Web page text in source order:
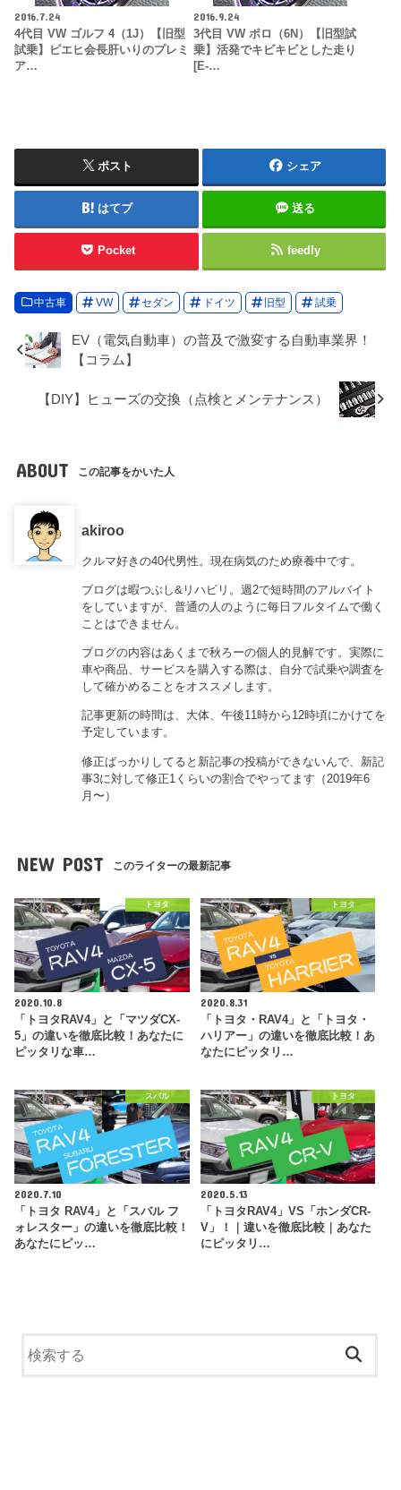
2016.7.24
4代目 VW ゴルフ 4（1J）【旧型
試乗】ピエヒ会長肝いりのプレミ
ア…
2016.9.24
3代目 VW ポロ（6N）【旧型試
乗】活発でキビキビとした走り
[E-…
ポスト シェア
はてブ 送る
Pocket feedly
中古車 VW セダン ドイツ 旧型 試乗
EV（電気自動車）の普及で激変する自動車業界！
【コラム】
【DIY】ヒューズの交換（点検とメンテナンス）
ABOUT この記事をかいた人
akiroo
クルマ好きの40代男性。現在病気のため療養中です。
ブログは暇つぶし&リハビリ。週2で短時間のアルバイト
をしていますが、普通の人のように毎日フルタイムで働く
ことはできません。
ブログの内容はあくまで秋ろーの個人的見解です。実際に
車や商品、サービスを購入する際は、自分で試乗や調査を
して確かめることをオススメします。
記事更新の時間は、大体、午後11時から12時頃にかけてを
予定しています。
修正ばっかりしてると新記事の投稿ができないんで、新記
事3に対して修正1くらいの割合でやってます（2019年6
月〜）
NEW POST このライターの最新記事
トヨタ
2020.10.8
「トヨタRAV4」と「マツダCX-
5」の違いを徹底比較！あなたに
ピッタリな車…
トヨタ
2020.8.31
「トヨタ・RAV4」と「トヨタ・
ハリアー」の違いを徹底比較！あ
なたにピッタリ…
スバル
2020.7.10
「トヨタ RAV4」と「スバル フ
ォレスター」の違いを徹底比較！
あなたにピッ…
トヨタ
2020.5.13
「トヨタRAV4」VS「ホンダCR-
V」！｜違いを徹底比較｜あなた
にピッタリ…